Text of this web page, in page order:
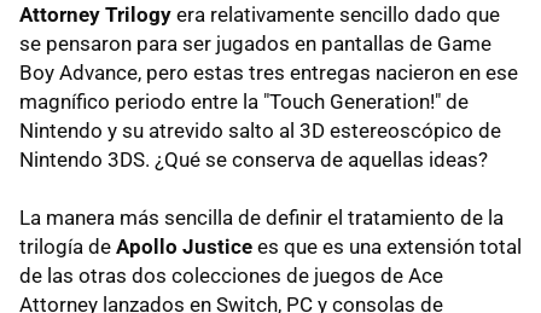
Attorney Trilogy era relativamente sencillo dado que
se pensaron para ser jugados en pantallas de Game
Boy Advance, pero estas tres entregas nacieron en ese
magnífico periodo entre la "Touch Generation!" de
Nintendo y su atrevido salto al 3D estereoscópico de
Nintendo 3DS. ¿Qué se conserva de aquellas ideas?
La manera más sencilla de definir el tratamiento de la
trilogía de Apollo Justice es que es una extensión total
de las otras dos colecciones de juegos de Ace
Attorney lanzados en Switch, PC y consolas de